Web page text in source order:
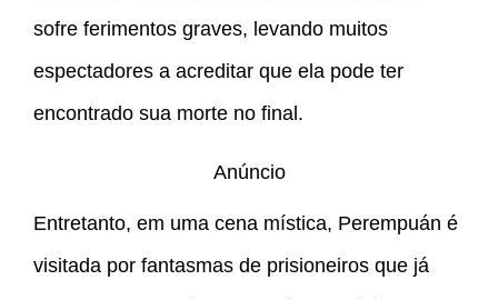
sofre ferimentos graves, levando muitos
espectadores a acreditar que ela pode ter
encontrado sua morte no final.
Anúncio
Entretanto, em uma cena mística, Perempuán é
visitada por fantasmas de prisioneiros que já